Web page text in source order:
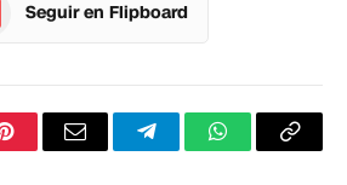
Seguir en Flipboard
PinterestCorreoTelegramWhatsApp